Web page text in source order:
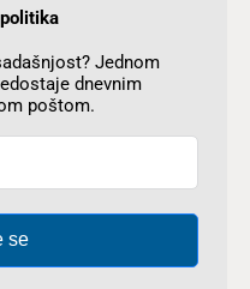
Jednom
dnevnim
poštom.
se